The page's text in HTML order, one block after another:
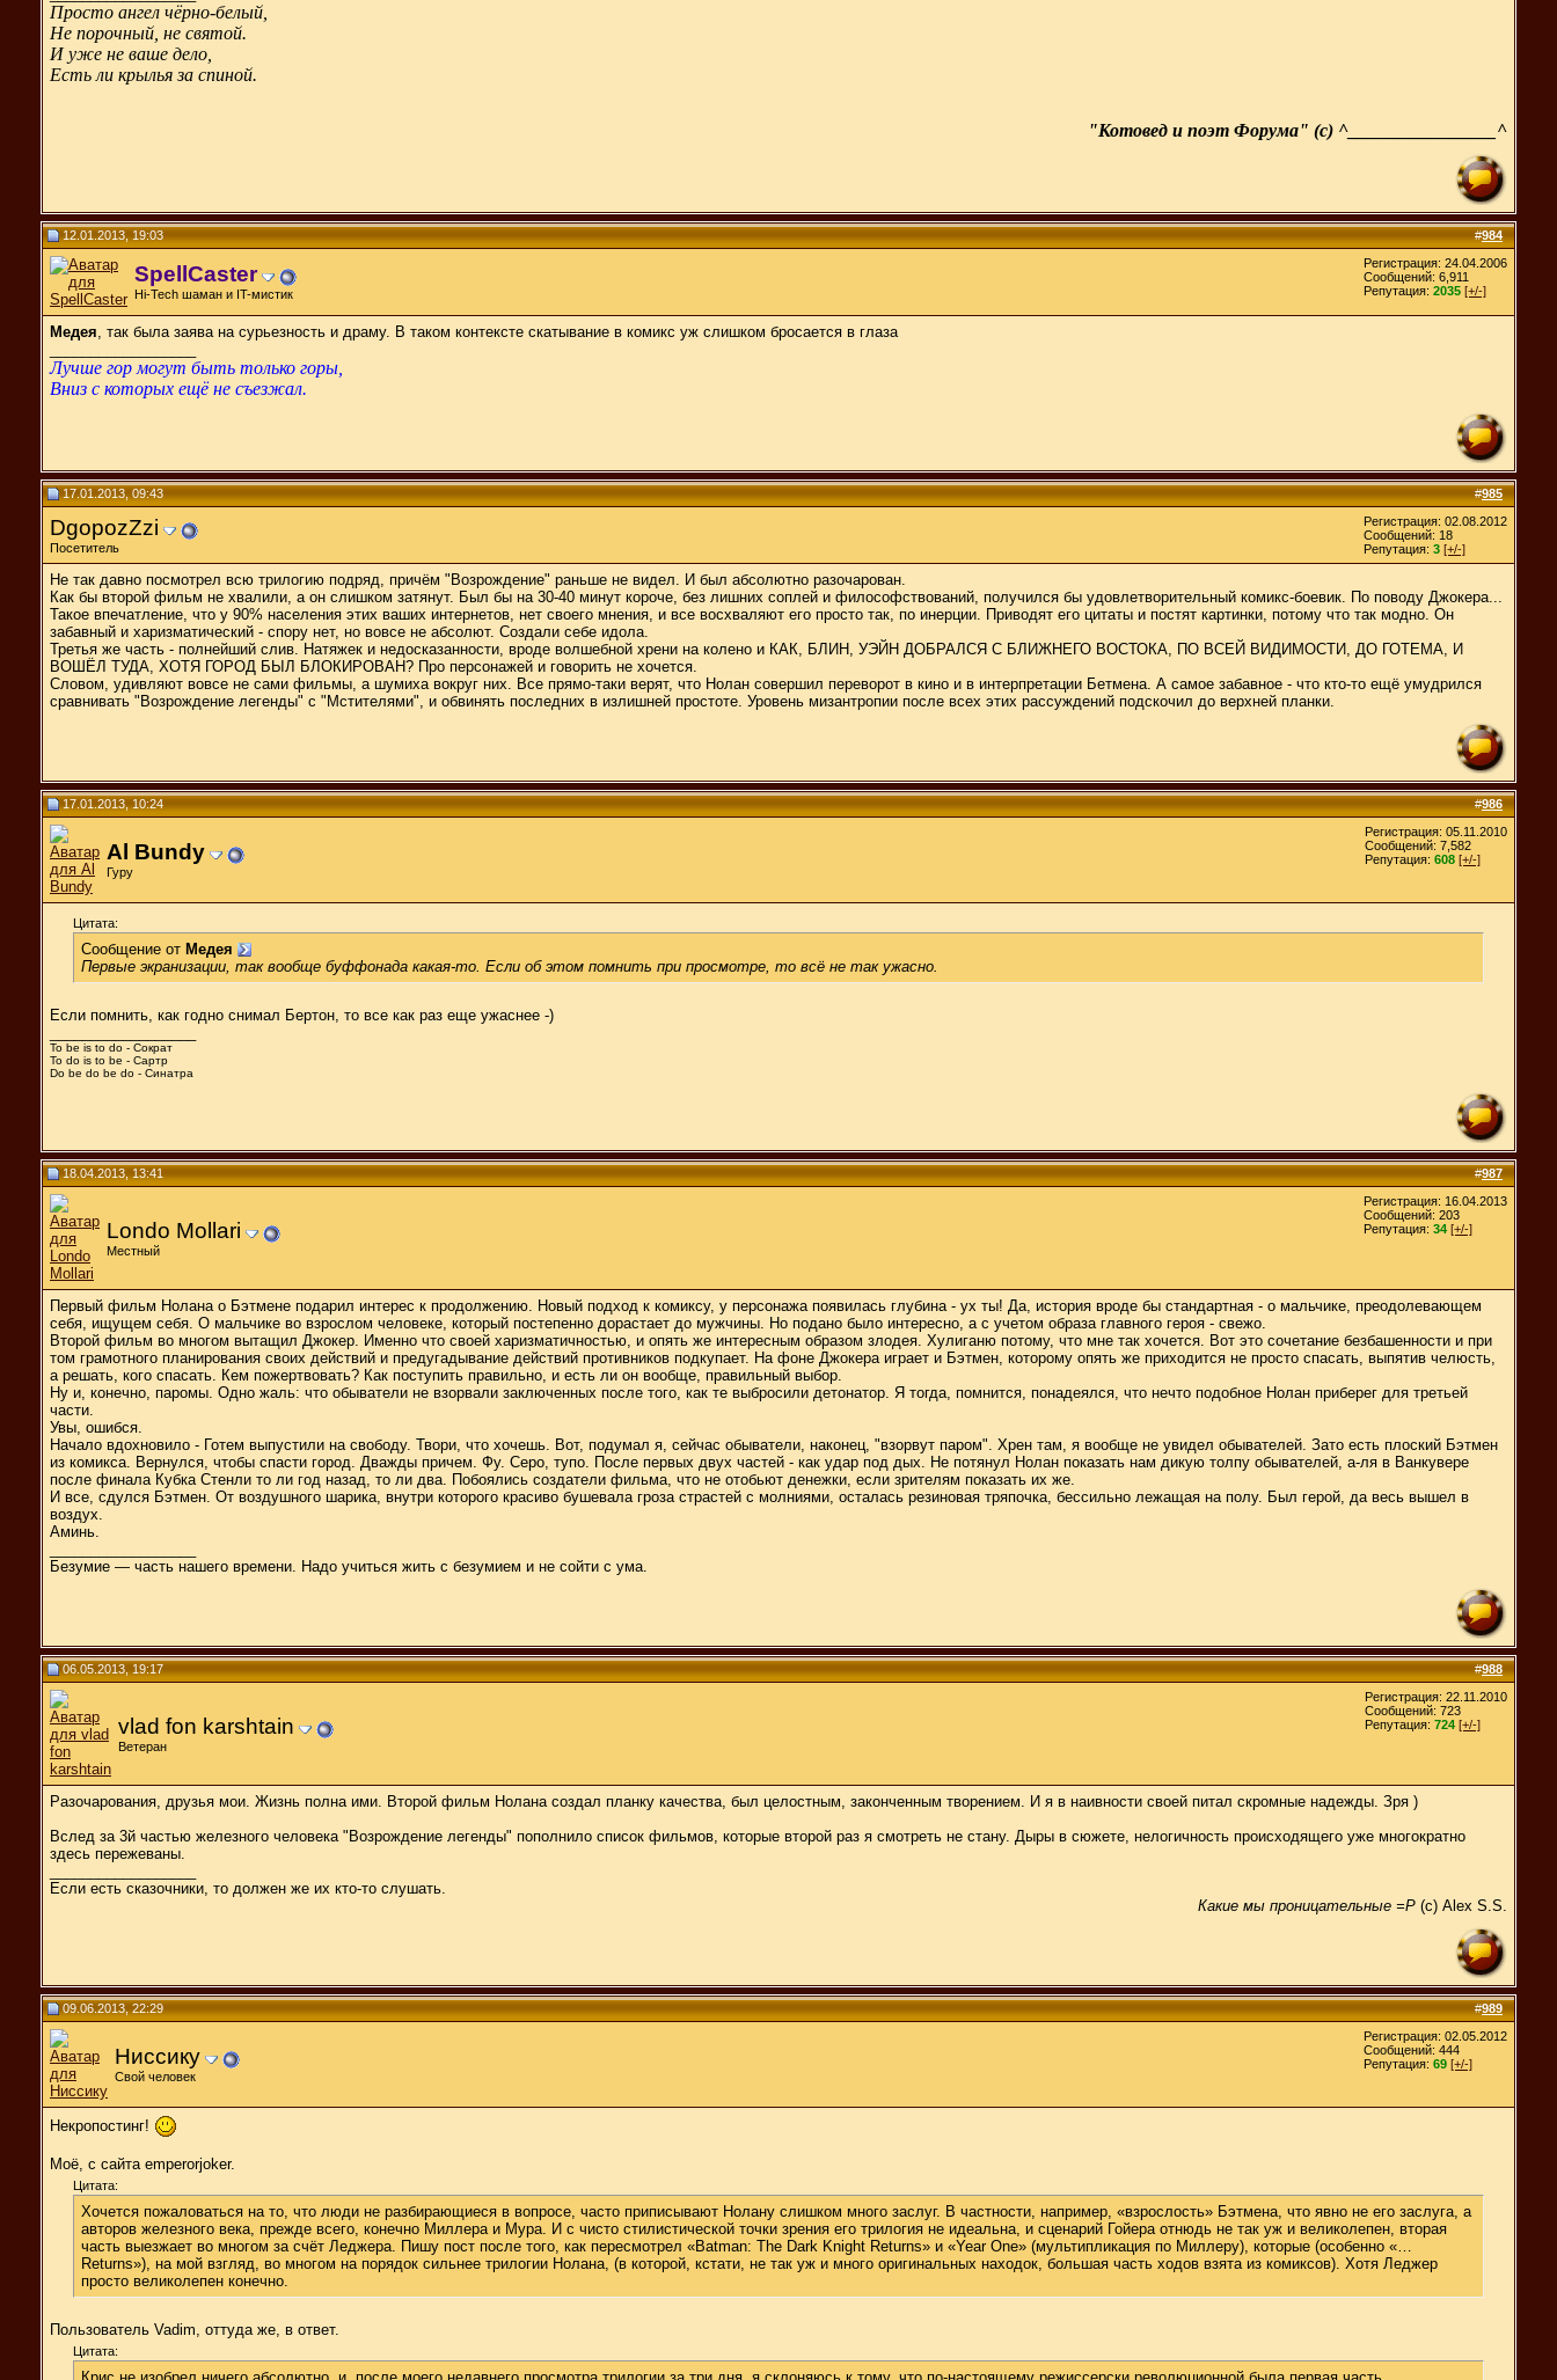
Просто ангел чёрно-белый,
Не порочный, не святой.
И уже не ваше дело,
Есть ли крылья за спиной.
"Котовед и поэт Форума" (с) ^________________^
#984
12.01.2013, 19:03
SpellCaster
Hi-Tech шаман и IT-мистик
Регистрация: 24.04.2006
Сообщений: 6,911
Репутация: 2035 [+/-]
Медея , так была заява на сурьезность и драму. В таком контексте скатывание в комикс уж слишком бросается в глаза
Лучше гор могут быть только горы,
Вниз с которых ещё не съезжал.
#985
17.01.2013, 09:43
DgopozZzi
Посетитель
Регистрация: 02.08.2012
Сообщений: 18
Репутация: 3 [+/-]
Не так давно посмотрел всю трилогию подряд, причём "Возрождение" раньше не видел. И был абсолютно разочарован.
Как бы второй фильм не хвалили, а он слишком затянут. Был бы на 30-40 минут короче, без лишних соплей и философствований, получился бы удовлетворительный комикс-боевик. По поводу Джокера...
Такое впечатление, что у 90% населения этих ваших интернетов, нет своего мнения, и все восхваляют его просто так, по инерции. Приводят его цитаты и постят картинки, потому что так модно. Он
забавный и харизматический - спору нет, но вовсе не абсолют. Создали себе идола.
Третья же часть - полнейший слив. Натяжек и недосказанности, вроде волшебной хрени на колено и КАК, БЛИН, УЭЙН ДОБРАЛСЯ С БЛИЖНЕГО ВОСТОКА, ПО ВСЕЙ ВИДИМОСТИ, ДО ГОТЕМА, И
ВОШЁЛ ТУДА, ХОТЯ ГОРОД БЫЛ БЛОКИРОВАН? Про персонажей и говорить не хочется.
Словом, удивляют вовсе не сами фильмы, а шумиха вокруг них. Все прямо-таки верят, что Нолан совершил переворот в кино и в интерпретации Бетмена. А самое забавное - что кто-то ещё умудрился
сравнивать "Возрождение легенды" с "Мстителями", и обвинять последних в излишней простоте. Уровень мизантропии после всех этих рассуждений подскочил до верхней планки.
#986
17.01.2013, 10:24
Al Bundy
Гуру
Регистрация: 05.11.2010
Сообщений: 7,582
Репутация: 608 [+/-]
Цитата:
Сообщение от Медея
Первые экранизации, так вообще буффонада какая-то. Если об этом помнить при просмотре, то всё не так ужасно.
Если помнить, как годно снимал Бертон, то все как раз еще ужаснее -)
To be is to do - Сократ
To do is to be - Сартр
Do be do be do - Синатра
#987
18.04.2013, 13:41
Londo Mollari
Местный
Регистрация: 16.04.2013
Сообщений: 203
Репутация: 34 [+/-]
Первый фильм Нолана о Бэтмене подарил интерес к продолжению. Новый подход к комиксу, у персонажа появилась глубина - ух ты! Да, история вроде бы стандартная - о мальчике, преодолевающем
себя, ищущем себя. О мальчике во взрослом человеке, который постепенно дорастает до мужчины. Но подано было интересно, а с учетом образа главного героя - свежо.
Второй фильм во многом вытащил Джокер. Именно что своей харизматичностью, и опять же интересным образом злодея. Хулиганю потому, что мне так хочется. Вот это сочетание безбашенности и при
том грамотного планирования своих действий и предугадывание действий противников подкупает. На фоне Джокера играет и Бэтмен, которому опять же приходится не просто спасать, выпятив челюсть,
а решать, кого спасать. Кем пожертвовать? Как поступить правильно, и есть ли он вообще, правильный выбор.
Ну и, конечно, паромы. Одно жаль: что обыватели не взорвали заключенных после того, как те выбросили детонатор. Я тогда, помнится, понадеялся, что нечто подобное Нолан приберег для третьей
части.
Увы, ошибся.
Начало вдохновило - Готем выпустили на свободу. Твори, что хочешь. Вот, подумал я, сейчас обыватели, наконец, "взорвут паром". Хрен там, я вообще не увидел обывателей. Зато есть плоский Бэтмен
из комикса. Вернулся, чтобы спасти город. Дважды причем. Фу. Серо, тупо. После первых двух частей - как удар под дых. Не потянул Нолан показать нам дикую толпу обывателей, а-ля в Ванкувере
после финала Кубка Стенли то ли год назад, то ли два. Побоялись создатели фильма, что не отобьют денежки, если зрителям показать их же.
И все, сдулся Бэтмен. От воздушного шарика, внутри которого красиво бушевала гроза страстей с молниями, осталась резиновая тряпочка, бессильно лежащая на полу. Был герой, да весь вышел в
воздух.
Аминь.
Безумие — часть нашего времени. Надо учиться жить с безумием и не сойти с ума.
#988
06.05.2013, 19:17
vlad fon karshtain
Ветеран
Регистрация: 22.11.2010
Сообщений: 723
Репутация: 724 [+/-]
Разочарования, друзья мои. Жизнь полна ими. Второй фильм Нолана создал планку качества, был целостным, законченным творением. И я в наивности своей питал скромные надежды. Зря )
Вслед за 3й частью железного человека "Возрождение легенды" пополнило список фильмов, которые второй раз я смотреть не стану. Дыры в сюжете, нелогичность происходящего уже многократно
здесь пережеваны.
Если есть сказочники, то должен же их кто-то слушать.
Какие мы проницательные =Р (с) Alex S.S.
#989
09.06.2013, 22:29
Ниссику
Свой человек
Регистрация: 02.05.2012
Сообщений: 444
Репутация: 69 [+/-]
Некропостинг!
Моё, с сайта emperorjoker.
Цитата:
Хочется пожаловаться на то, что люди не разбирающиеся в вопросе, часто приписывают Нолану слишком много заслуг. В частности, например, «взрослость» Бэтмена, что явно не его заслуга, а
авторов железного века, прежде всего, конечно Миллера и Мура. И с чисто стилистической точки зрения его трилогия не идеальна, и сценарий Гойера отнюдь не так уж и великолепен, вторая
часть выезжает во многом за счёт Леджера. Пишу пост после того, как пересмотрел «Batman: The Dark Knight Returns» и «Year One» (мультипликация по Миллеру), которые (особенно «…
Returns»), на мой взгляд, во многом на порядок сильнее трилогии Нолана, (в которой, кстати, не так уж и много оригинальных находок, большая часть ходов взята из комиксов). Хотя Леджер
просто великолепен конечно.
Пользователь Vadim, оттуда же, в ответ.
Цитата: